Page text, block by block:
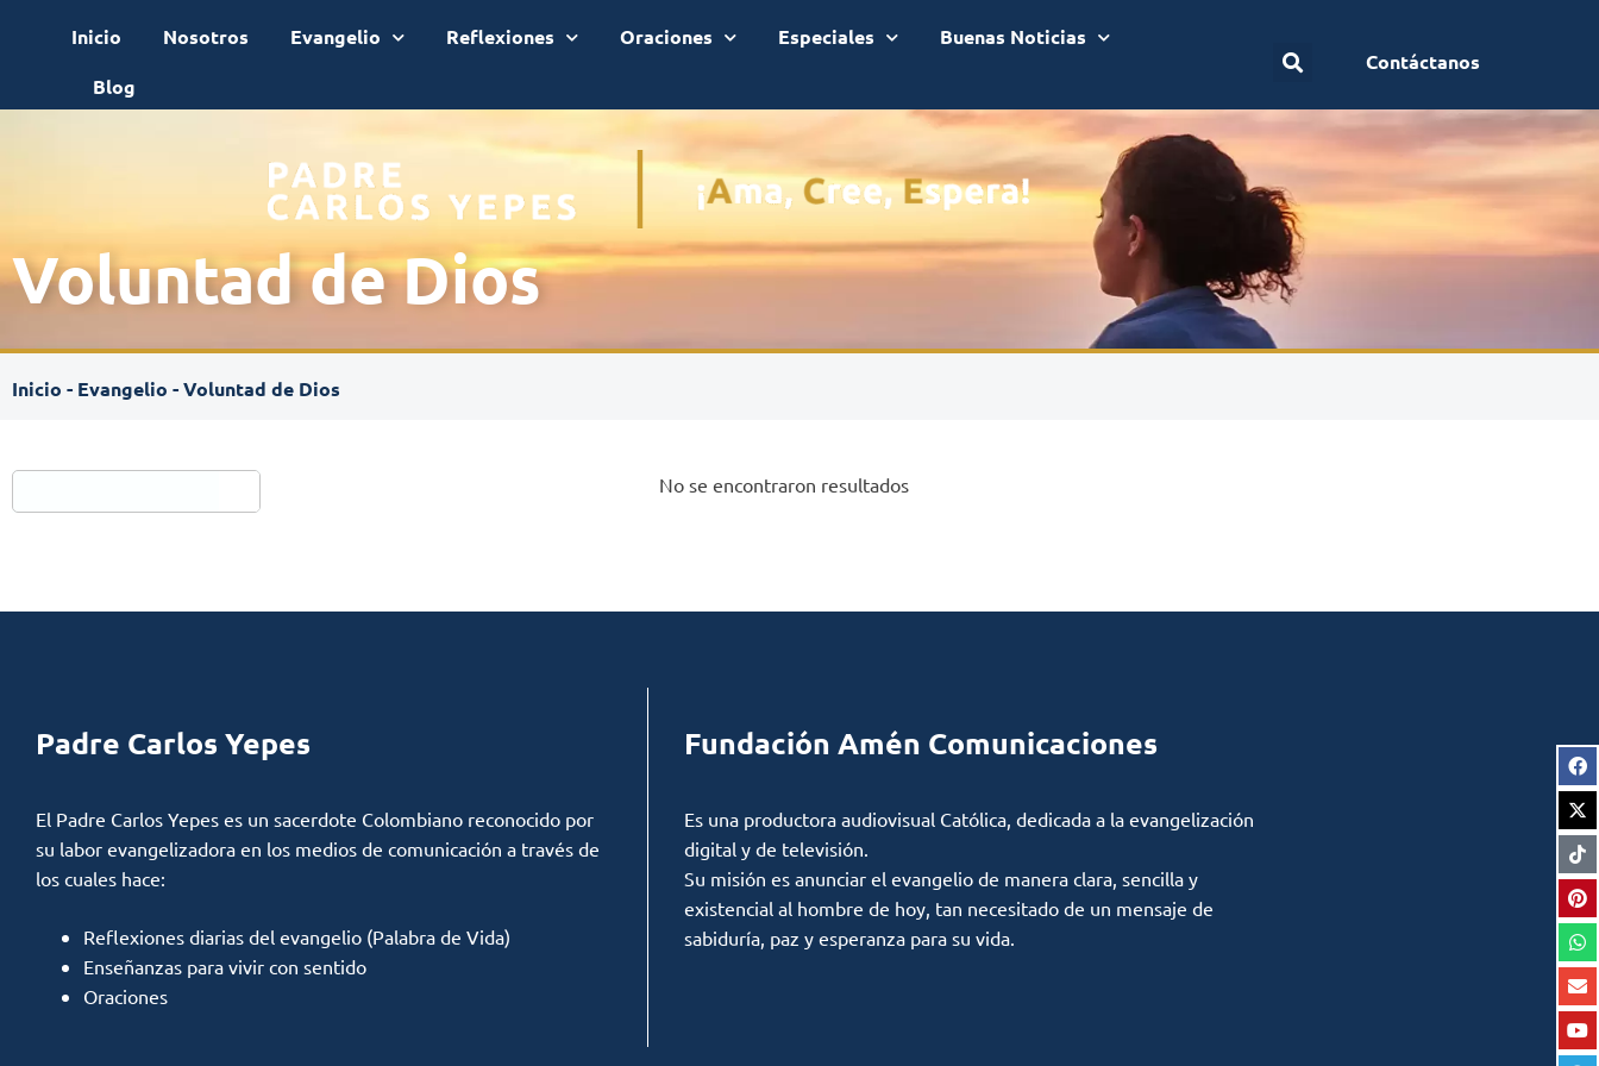
Inicio Nosotros Evangelio Reflexiones Oraciones Especiales
Buenas Noticias
Blog
Contáctanos
Voluntad de Dios
Inicio - Evangelio -Voluntad de Dios
No se encontraron resultados
Padre Carlos Yepes
El Padre Carlos Yepes es un sacerdote Colombiano reconocido por
su labor evangelizadora en los medios de comunicación a través de
los cuales hace:
Reflexiones diarias del evangelio (Palabra de Vida)
Enseñanzas para vivir con sentido
Oraciones
Fundación Amén Comunicaciones
Es una productora audiovisual Católica, dedicada a la evangelización
digital y de televisión.
Su misión es anunciar el evangelio de manera clara, sencilla y
existencial al hombre de hoy, tan necesitado de un mensaje de
sabiduría, paz y esperanza para su vida.